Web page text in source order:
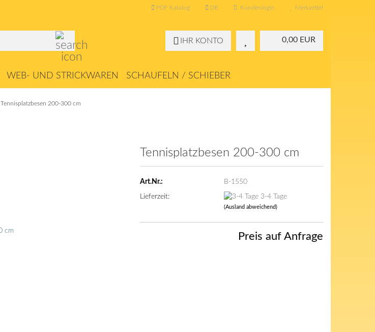
PDF Katalog DE Kundenlogin Merkzettel
0,00 EUR
IHR KONTO
WEB- UND STRICKWAREN SCHAUFELN / SCHIEBER
Tennisplatzbesen 200-300 cm
Tennisplatzbesen 200-300 cm
Art.Nr.: B-1550
Lieferzeit: 3-4 Tage
(Ausland abweichend)
Preis auf Anfrage